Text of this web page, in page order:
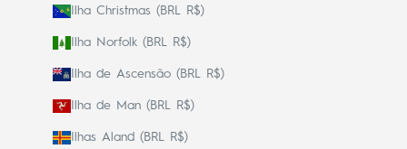
Ilha Christmas (BRL R$)
Ilha Norfolk (BRL R$)
Ilha de Ascensão (BRL R$)
Ilha de Man (BRL R$)
Ilhas Aland (BRL R$)